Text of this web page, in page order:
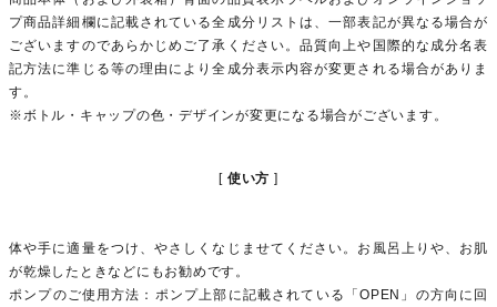
プ商品詳細欄に記載されている全成分リストは、一部表記が異なる場合が
ございますのであらかじめご了承ください。品質向上や国際的な成分名表
記方法に準じる等の理由により全成分表示内容が変更される場合がありま
す。
※ボトル・キャップの色・デザインが変更になる場合がございます。
使い方
体や手に適量をつけ、やさしくなじませてください。お風呂上りや、お肌
が乾燥したときなどにもお勧めです。
ポンプのご使用方法：ポンプ上部に記載されている「OPEN」の方向に回